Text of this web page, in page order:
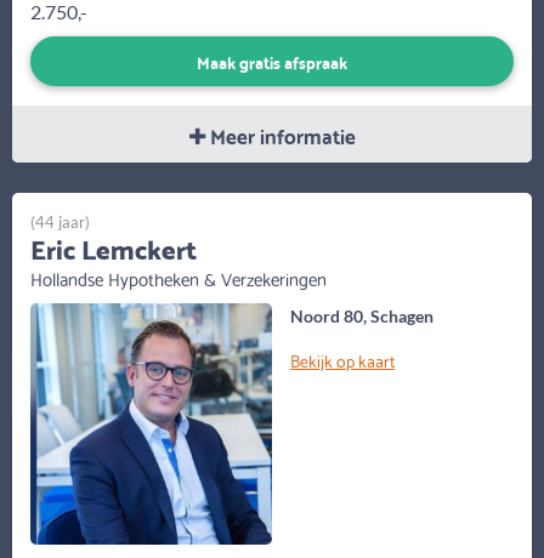
2.750,-
Maak gratis afspraak
Meer informatie
Noord 80, Schagen
Bekijk op kaart
(44 jaar)
Eric Lemckert
Hollandse Hypotheken & Verzekeringen